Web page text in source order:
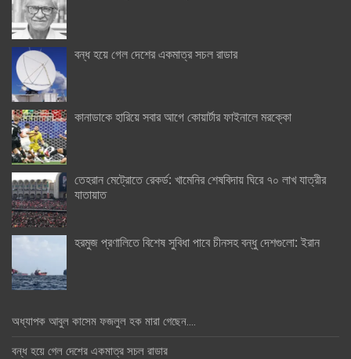
বন্ধ হয়ে গেল দেশের একমাত্র সচল রাডার
কানাডাকে হারিয়ে সবার আগে কোয়ার্টার ফাইনালে মরক্কো
তেহরান মেট্রোতে রেকর্ড: খামেনির শেষবিদায় ঘিরে ৭০ লাখ যাত্রীর
যাতায়াত
হরমুজ প্রণালিতে বিশেষ সুবিধা পাবে চীনসহ বন্ধু দেশগুলো: ইরান
অধ্যাপক আবুল কাসেম ফজলুল হক মারা গেছেন….
বন্ধ হয়ে গেল দেশের একমাত্র সচল রাডার